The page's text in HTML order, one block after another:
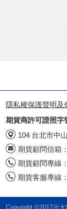
隱私權保護聲明及
期貨商許可證照字
104 台北市中
期貨顧問信箱：
期貨顧問專線：
期貨客服專線：
Copyright ©2017元大